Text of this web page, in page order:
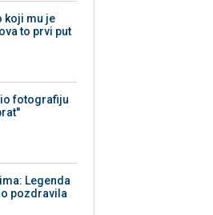
koji mu je
to prvi put
fotografiju
Legenda
pozdravila